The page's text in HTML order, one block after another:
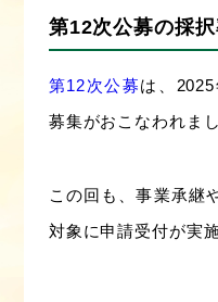
第12次公募の採
第12次公募は、
募集がおこなわれまし
この回も、事業承継
対象に申請受付が実